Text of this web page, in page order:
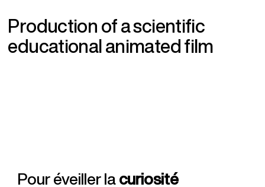
Production of ascientific
educational animated fi m
Pour éveiller la curiosité